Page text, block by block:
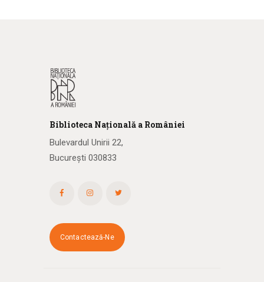
Biblioteca Națională a României
Bulevardul Unirii 22,
București 030833
Contactează-Ne